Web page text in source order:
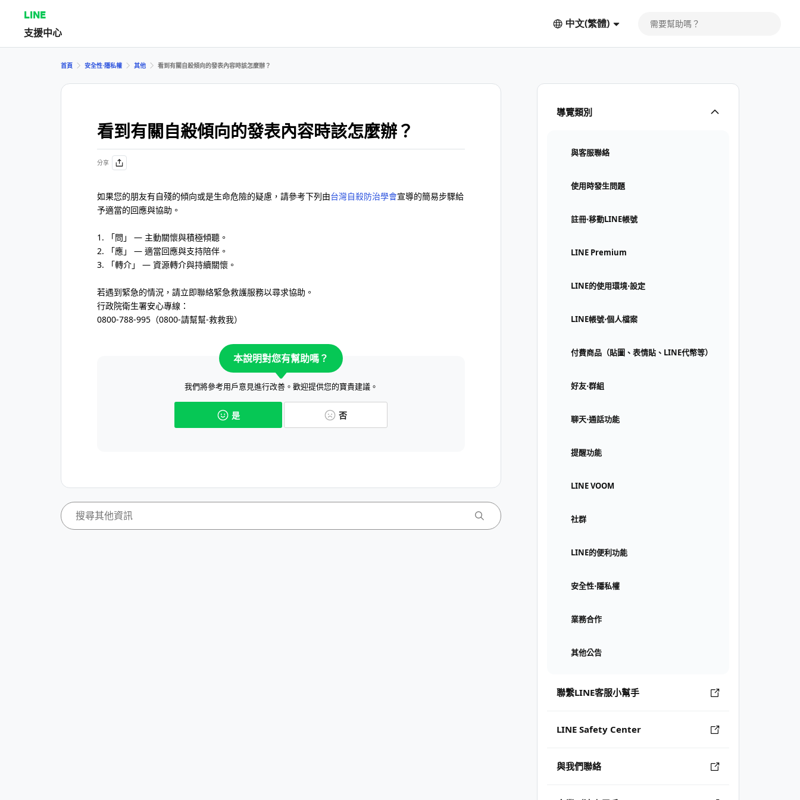
LINE
支援中心
中文(繁體)
導覽類別
與客服聯絡
使用時發生問題
註冊⋅移動LINE帳號
LINE Premium
LINE的使用環境⋅設定
LINE帳號⋅個人檔案
付費商品（貼圖、表情貼、LINE代幣等）
好友⋅群組
聊天⋅通話功能
提醒功能
LINE VOOM
社群
LINE的便利功能
安全性⋅隱私權
業務合作
其他公告
聯繫LINE客服小幫手
LINE Safety Center
與我們聯絡
首頁 安全性⋅隱私權 其他 看到有關自殺傾向的發表內容時該怎麼辦？
看到有關自殺傾向的發表內容時該怎麼辦？
分享
如果您的朋友有自殘的傾向或是生命危險的疑慮，請參考下列由台灣自殺防治學會宣導的簡易步驟給
予適當的回應與協助。
1. 「問」 — 主動關懷與積極傾聽。
2. 「應」 — 適當回應與支持陪伴。
3. 「轉介」 — 資源轉介與持續關懷。
若遇到緊急的情況，請立即聯絡緊急救護服務以尋求協助。
行政院衛生署安心專線：
0800-788-995（0800-請幫幫-救救我）
本說明對您有幫助嗎？
我們將參考用戶意見進行改善。歡迎提供您的寶貴建議。
是 否